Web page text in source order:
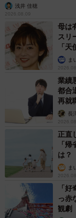
これを職場に持ち込
弁当担当の方の愛
高の一品になりまし
14日からメニュー
価格および一部メ
ご来店をお待ちし
出前館
承ります！！！
メガ盛りマンモス
大阪市東淀川区菅原
浅井 佳穂
2026.08.09
母は
スリ
「天
ま
業績
都合
再就
アカ
長
正直
「
は？
ま
「
っ赤
観劇